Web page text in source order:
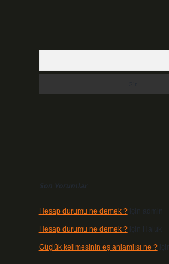
Son Yorumlar
Hesap durumu ne demek ?için admin
Hesap durumu ne demek ?için Haluk
Güçlük kelimesinin eş anlamlısı ne ?için